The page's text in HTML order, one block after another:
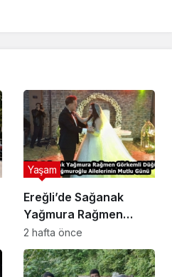
Ereğli’de Sağanak
Yağmura Rağmen
Görkemli Düğün: Köse
ve Yağmuroğlu
Ailelerinin Mutlu Günü
Yaşam
2 hafta önce